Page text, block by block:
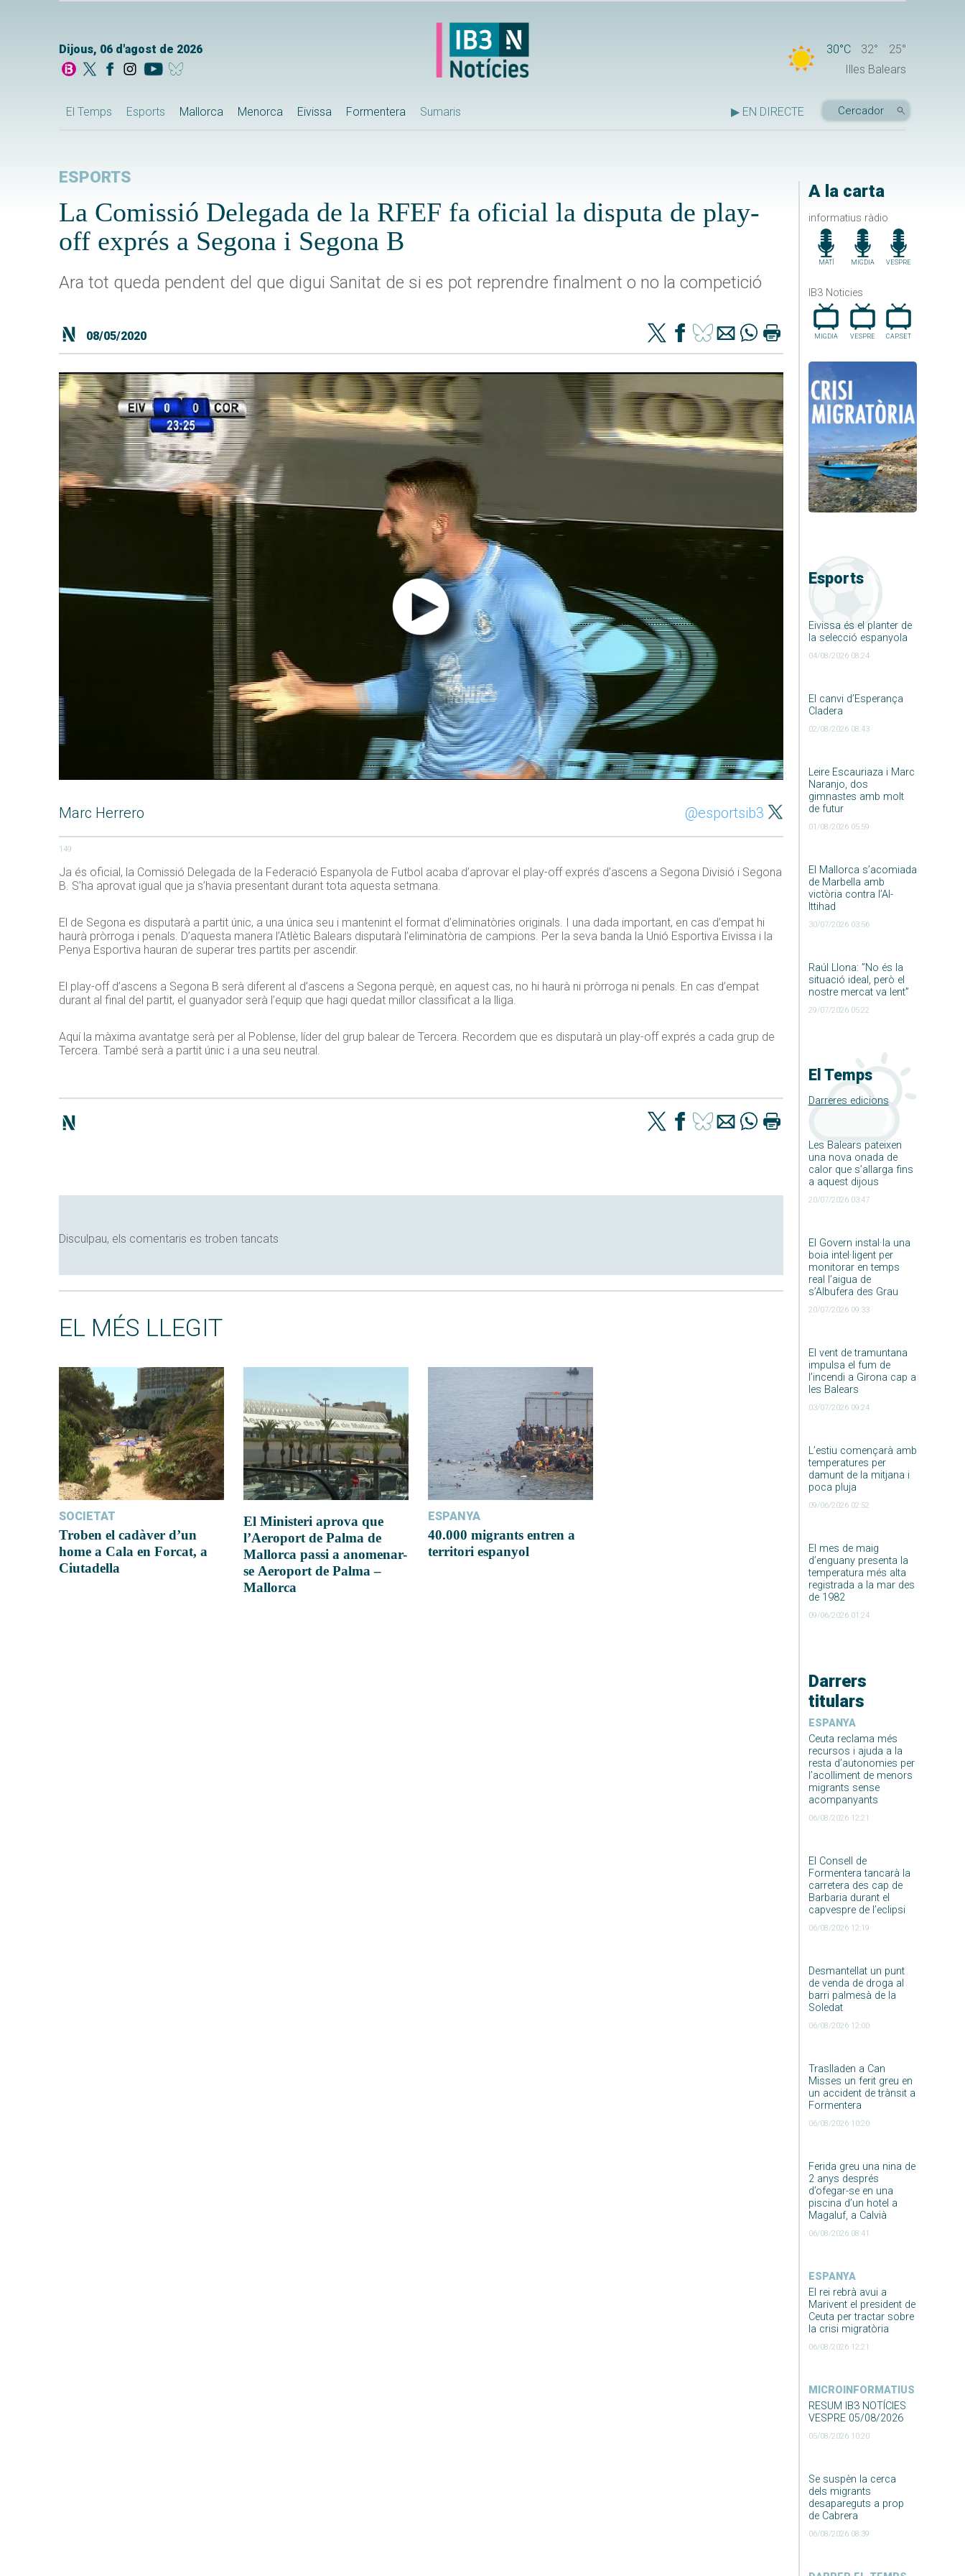
Dijous, 06 d'agost de 2026 30°C 32°
25°
Illes Balears
El Temps Esports Mallorca Menorca Eivissa Formentera Sumaris ▶ EN DIRECTE
A la carta
informatius ràdio
MATÍ MIGDIA VESPRE
IB3 Noticies
MIGDIA VESPRE CAP.SET
Esports
Eivissa és el planter de
la selecció espanyola
04/08/2026 08:24
El canvi d’Esperança
Cladera
02/08/2026 08:43
Leire Escauriaza i Marc
Naranjo, dos
gimnastes amb molt
de futur
01/08/2026 05:59
El Mallorca s’acomiada
de Marbella amb
victòria contra l’Al-
Ittihad
30/07/2026 03:56
Raúl Llona: ”No és la
situació ideal, però el
nostre mercat va lent”
29/07/2026 05:22
El Temps
Darreres edicions
Les Balears pateixen
una nova onada de
calor que s’allarga fins
a aquest dijous
20/07/2026 03:47
El Govern instal·la una
boia intel·ligent per
monitorar en temps
real l’aigua de
s’Albufera des Grau
20/07/2026 09:33
El vent de tramuntana
impulsa el fum de
l’incendi a Girona cap a
les Balears
03/07/2026 09:24
L’estiu començarà amb
temperatures per
damunt de la mitjana i
poca pluja
09/06/2026 02:52
El mes de maig
d’enguany presenta la
temperatura més alta
registrada a la mar des
de 1982
09/06/2026 01:24
Darrers
titulars
ESPANYA
Ceuta reclama més
recursos i ajuda a la
resta d’autonomies per
l’acolliment de menors
migrants sense
acompanyants
06/08/2026 12:21
El Consell de
Formentera tancarà la
carretera des cap de
Barbaria durant el
capvespre de l’eclipsi
06/08/2026 12:19
Desmantellat un punt
de venda de droga al
barri palmesà de la
Soledat
06/08/2026 12:00
Traslladen a Can
Misses un ferit greu en
un accident de trànsit a
Formentera
06/08/2026 10:20
Ferida greu una nina de
2 anys després
d’ofegar-se en una
piscina d’un hotel a
Magaluf, a Calvià
06/08/2026 08:41
ESPANYA
El rei rebrà avui a
Marivent el president de
Ceuta per tractar sobre
la crisi migratòria
06/08/2026 12:21
MICROINFORMATIUS
RESUM IB3 NOTÍCIES
VESPRE 05/08/2026
05/08/2026 10:20
Se suspèn la cerca
dels migrants
desapareguts a prop
de Cabrera
06/08/2026 08:39
ESPORTS
La Comissió Delegada de la RFEF fa oficial la disputa de play-
off exprés a Segona i Segona B
Ara tot queda pendent del que digui Sanitat de si es pot reprendre finalment o no la competició
08/05/2020
Marc Herrero @esportsib3
149
Ja és oficial, la Comissió Delegada de la Federació Espanyola de Futbol acaba d’aprovar el play-off exprés d’ascens a Segona Divisió i Segona
B. S’ha aprovat igual que ja s’havia presentant durant tota aquesta setmana.
El de Segona es disputarà a partit únic, a una única seu i mantenint el format d’eliminatòries originals. I una dada important, en cas d’empat hi
haurà pròrroga i penals. D’aquesta manera l’Atlètic Balears disputarà l’eliminatòria de campions. Per la seva banda la Unió Esportiva Eivissa i la
Penya Esportiva hauran de superar tres partits per ascendir.
El play-off d’ascens a Segona B serà diferent al d’ascens a Segona perquè, en aquest cas, no hi haurà ni pròrroga ni penals. En cas d’empat
durant al final del partit, el guanyador serà l’equip que hagi quedat millor classificat a la lliga.
Aquí la màxima avantatge serà per al Poblense, líder del grup balear de Tercera. Recordem que es disputarà un play-off exprés a cada grup de
Tercera. També serà a partit únic i a una seu neutral.
Disculpau, els comentaris es troben tancats
EL MÉS LLEGIT
SOCIETAT
Troben el cadàver d’un
home a Cala en Forcat, a
Ciutadella
El Ministeri aprova que
l’Aeroport de Palma de
Mallorca passi a anomenar-
se Aeroport de Palma –
Mallorca
ESPANYA
40.000 migrants entren a
territori espanyol